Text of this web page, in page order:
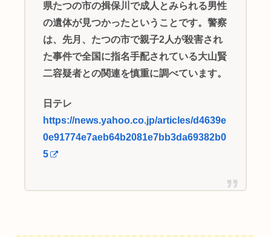
県たつの市の揖保川で成人とみられる男性
の遺体が見つかったということです。警察
は、先月、たつの市で親子2人が殺害され
た事件で全国に指名手配されている大山賢
二容疑者との関連を慎重に調べています。
日テレ
https://news.yahoo.co.jp/articles/d4639e
0e91774e7aeb64b2081e7bb3da69382b0
5